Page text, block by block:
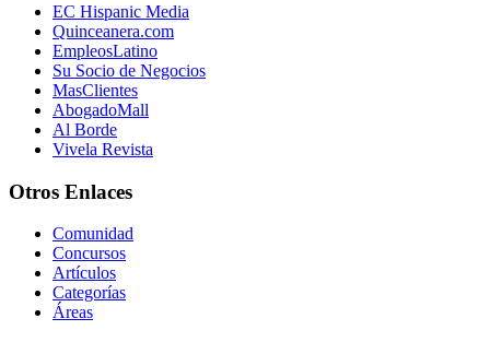
EC Hispanic Media
Quinceanera.com
EmpleosLatino
Su Socio de Negocios
MasClientes
AbogadoMall
Al Borde
Vivela Revista
Otros Enlaces
Comunidad
Concursos
Artículos
Categorías
Áreas